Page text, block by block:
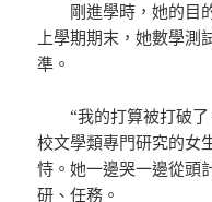
剛進學時，她的目
上學期期末，她數學測
準。
“我的打算被打破
校文學類專門研究的女
恃。她一邊哭一邊從頭
研、任務。